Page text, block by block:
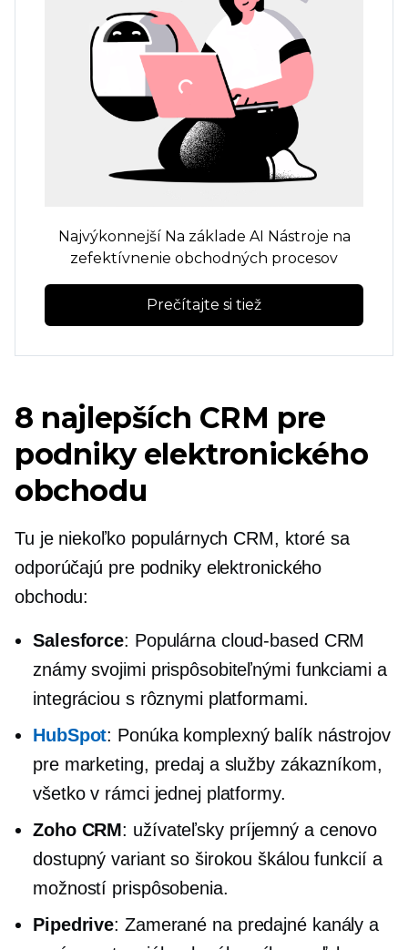
Najvýkonnejší Na základe AI Nástroje na
zefektívnenie obchodných procesov
Prečítajte si tiež
8 najlepších CRM pre
podniky elektronického
obchodu
Tu je niekoľko populárnych CRM, ktoré sa
odporúčajú pre podniky elektronického
obchodu:
Salesforce: Populárna cloud-based CRM
známy svojimi prispôsobiteľnými funkciami a
integráciou s rôznymi platformami.
HubSpot: Ponúka komplexný balík nástrojov
pre marketing, predaj a služby zákazníkom,
všetko v rámci jednej platformy.
Zoho CRM: užívateľsky príjemný a cenovo
dostupný variant so širokou škálou funkcií a
možností prispôsobenia.
Pipedrive: Zamerané na predajné kanály a